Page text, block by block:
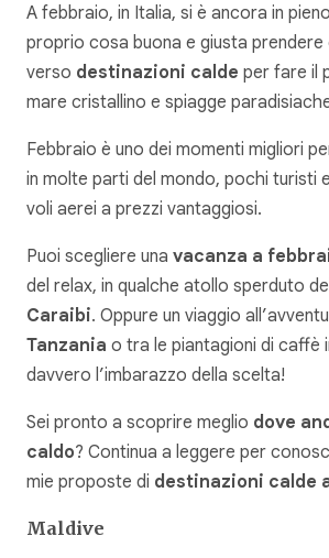
A febbraio, in Italia, si è ancora in
proprio cosa buona e giusta
verso destinazioni calde per fare il
mare cristallino e spiagge
Febbraio è uno dei momenti migliori
in molte parti del mondo, pochi turisti
voli aerei a prezzi vantaggiosi.
Puoi scegliere una vacanza a
del relax, in qualche atollo sperduto
Caraibi. Oppure un viaggio
Tanzania o tra le piantagioni di caffè
davvero l’imbarazzo della scelta!
Sei pronto a scoprire meglio dove
caldo? Continua a leggere per
mie proposte di destinazioni calde
Maldive